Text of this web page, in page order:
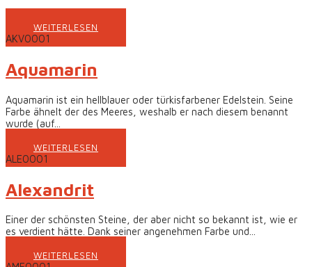
WEITERLESEN
AKV0001
Aquamarin
Aquamarin ist ein hellblauer oder türkisfarbener Edelstein. Seine
Farbe ähnelt der des Meeres, weshalb er nach diesem benannt
wurde (auf...
WEITERLESEN
ALE0001
Alexandrit
Einer der schönsten Steine, der aber nicht so bekannt ist, wie er
es verdient hätte. Dank seiner angenehmen Farbe und...
WEITERLESEN